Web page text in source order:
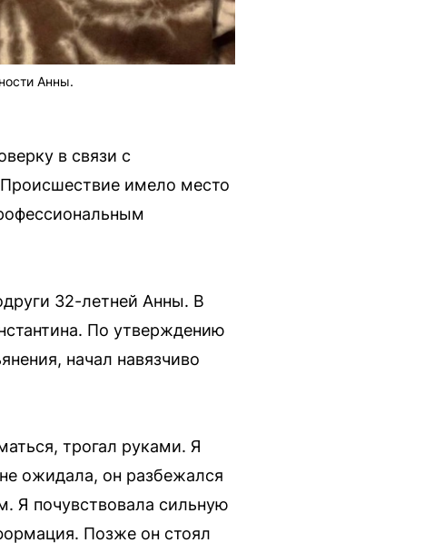
Анны.
в связи с
Происшествие имело место
32-летней Анны. В
По утверждению
начал навязчиво
трогал руками. Я
ожидала, он разбежался
Я почувствовала сильную
Позже он стоял